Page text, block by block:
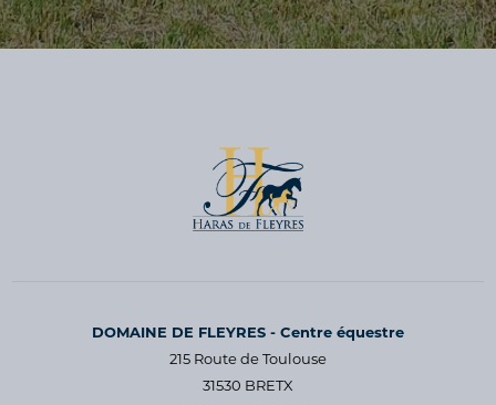
DOMAINE DE FLEYRES - Centre équestre
215 Route de Toulouse
31530 BRETX